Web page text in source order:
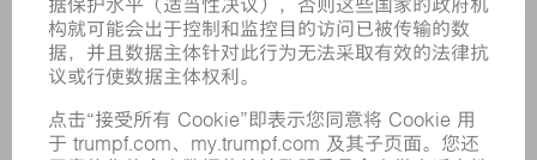
董事会
业务报告
企业宗旨
合规
举报系统
安全
新闻稿